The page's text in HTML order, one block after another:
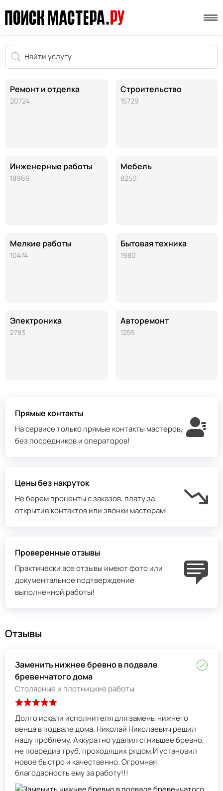
Ремонт и отделка
20724
Инженерные работы
18969
Мелкие работы
10474
Электроника
2783
Строительство
15729
Мебель
8250
Бытовая техника
1980
Авторемонт
1255
Прямые контакты
На сервисе только прямые контакты мастеров,
без посредников и операторов!
Цены без накруток
Не берем проценты с заказов, плату за
открытие контактов или звонки мастерам!
Проверенные отзывы
Практически все отзывы имеют фото или
документальное подтверждение
выполненной работы!
Отзывы
Заменить нижнее бревно в подвале
бревенчатого дома
Столярные и плотницкие работы
Долго искали исполнителя для замены нижнего
венца в подвале дома. Николай Николаевич решил
нашу проблему. Аккуратно удалил сгнившее бревно,
не повредив труб, проходящих рядом.И установил
новое быстро и качественно. Огромная
благодарность ему за работу!!!